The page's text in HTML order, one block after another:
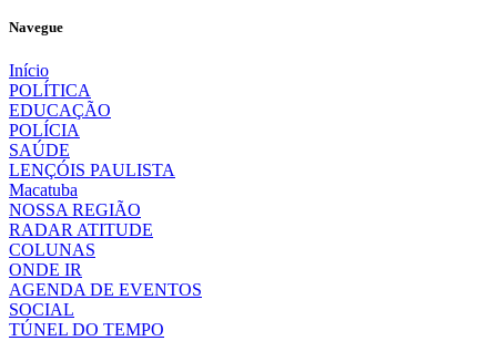
Navegue
Início
POLÍTICA
EDUCAÇÃO
POLÍCIA
SAÚDE
LENÇÓIS PAULISTA
Macatuba
NOSSA REGIÃO
RADAR ATITUDE
COLUNAS
ONDE IR
AGENDA DE EVENTOS
SOCIAL
TÚNEL DO TEMPO